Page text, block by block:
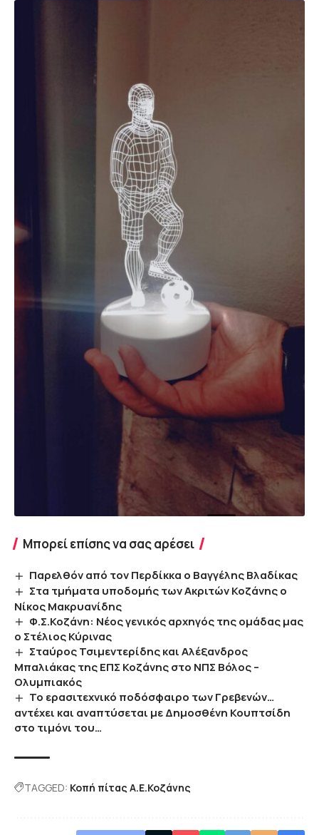
Μπορεί επίσης να σας αρέσει
Παρελθόν από τον Περδίκκα ο Βαγγέλης Βλαδίκας
Στα τμήματα υποδομής των Ακριτών Κοζάνης ο
Νίκος Μακρυανίδης
Φ.Σ.Κοζάνη: Νέος γενικός αρχηγός της ομάδας μας
ο Στέλιος Κύρινας
Σταύρος Τσιμεντερίδης και Αλέξανδρος
Μπαλιάκας της ΕΠΣ Κοζάνης στο ΝΠΣ Βόλος –
Ολυμπιακός
Το ερασιτεχνικό ποδόσφαιρο των Γρεβενών…
αντέχει και αναπτύσεται με Δημοσθένη Κουπτσίδη
στο τιμόνι του…
TAGGED: Κοπή πίτας Α.Ε.Κοζάνης